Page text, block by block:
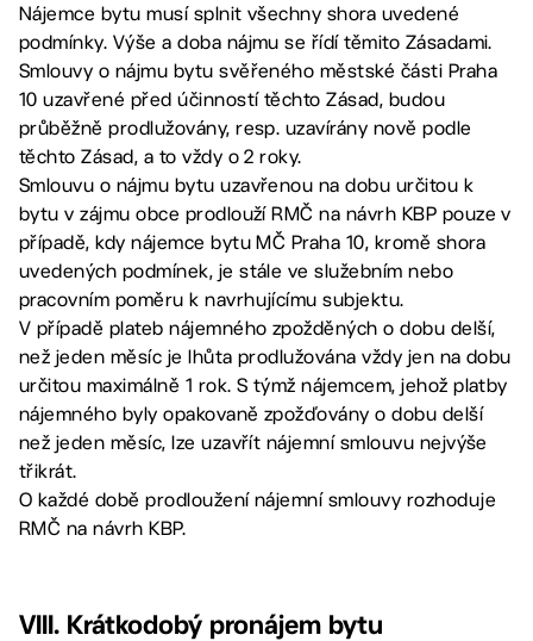
Nájemce bytu musí splnit všechny shora uvedené
podmínky. Výše a doba nájmu se řídí těmito Zásadami.
Smlouvy o nájmu bytu svěřeného městské části Praha
10 uzavřené před účinností těchto Zásad, budou
průběžně prodlužovány, resp. uzavírány nově podle
těchto Zásad, a to vždy o 2 roky.
Smlouvu o nájmu bytu uzavřenou na dobu určitou k
bytu v zájmu obce prodlouží RMČ na návrh KBP pouze v
případě, kdy nájemce bytu MČ Praha 10, kromě shora
uvedených podmínek, je stále ve služebním nebo
pracovním poměru k navrhujícímu subjektu.
V případě plateb nájemného zpožděných o dobu delší,
než jeden měsíc je lhůta prodlužována vždy jen na dobu
určitou maximálně 1 rok. S týmž nájemcem, jehož platby
nájemného byly opakovaně zpožďovány o dobu delší
než jeden měsíc, lze uzavřít nájemní smlouvu nejvýše
třikrát.
O každé době prodloužení nájemní smlouvy rozhoduje
RMČ na návrh KBP.
VIII. Krátkodobý pronájem bytu